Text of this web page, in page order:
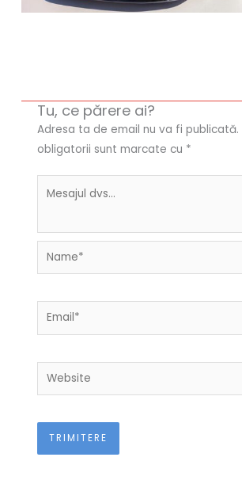
Tu, ce părere ai?
Adresa ta de email nu va fi publicată.
obligatorii sunt marcate cu *
Name*
Email*
Website